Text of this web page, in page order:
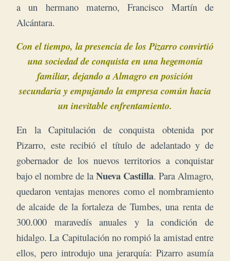
a un hermano materno, Francisco Martín de
Alcántara.
Con el tiempo, la presencia de los Pizarro convirtió
una sociedad de conquista en una hegemonía
familiar, dejando a Almagro en posición
secundaria y empujando la empresa común hacia
un inevitable enfrentamiento.
En la Capitulación de conquista obtenida por
Pizarro, este recibió el título de adelantado y de
gobernador de los nuevos territorios a conquistar
bajo el nombre de la Nueva Castilla. Para Almagro,
quedaron ventajas menores como el nombramiento
de alcaide de la fortaleza de Tumbes, una renta de
300.000 maravedís anuales y la condición de
hidalgo. La Capitulación no rompió la amistad entre
ellos, pero introdujo una jerarquía: Pizarro asumía